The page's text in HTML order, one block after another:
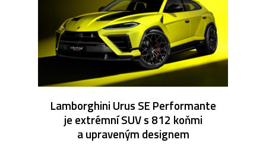
Lamborghini Urus SE Performante
je extrémní SUV s 812 koňmi
a upraveným designem